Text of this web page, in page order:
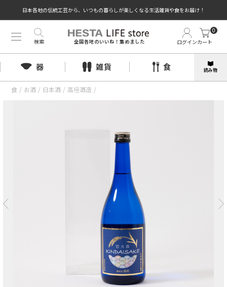
日本各地の伝統工芸から、いつもの暮らしが楽しくなる生活雑貨や食をお届け！
全国各地のいいね！集めました ログインカート
0
検索
器 雑貨 食 読み物
食 / お酒 / 日本酒 / 高垣酒造 /